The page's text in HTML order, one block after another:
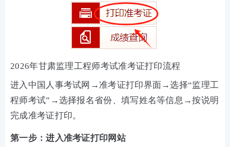
2026年甘肃监理工程师考试准考证打印流程
进入中国人事考试网→准考证打印界面→选择“监理工
程师考试”→选择报名省份、填写姓名等信息→按说明
完成准考证打印。
第一步：进入准考证打印网站